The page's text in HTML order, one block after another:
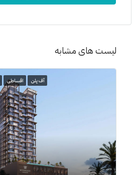
لیست های مشابه
آف پلن اقساطی